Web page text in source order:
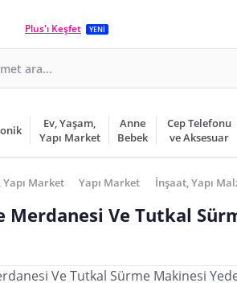
Plus'ı Keşfet YENİ
Ev, Yaşam,
Yapı Market
Anne
Bebek
Cep Telefonu
ve Aksesuar
Yapı Market Yapı Market İnşaat, Yapı
Merdanesi Ve Tutkal